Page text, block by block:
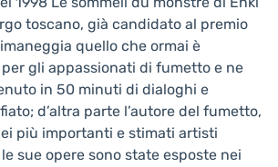
toscano, già candidato al premio
quello che ormai è
gli appassionati di fumetto e ne
in 50 minuti di dialoghi e
d’altra parte l’autore del fumetto,
più importanti e stimati artisti
sue opere sono state esposte nei